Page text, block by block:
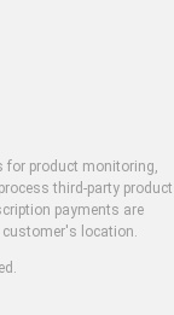
product monitoring,
third-party product
payments are
location.